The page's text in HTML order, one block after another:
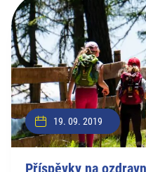
19. 09. 2019
Příspěvky na